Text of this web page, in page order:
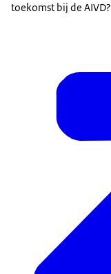
toekomst bij de